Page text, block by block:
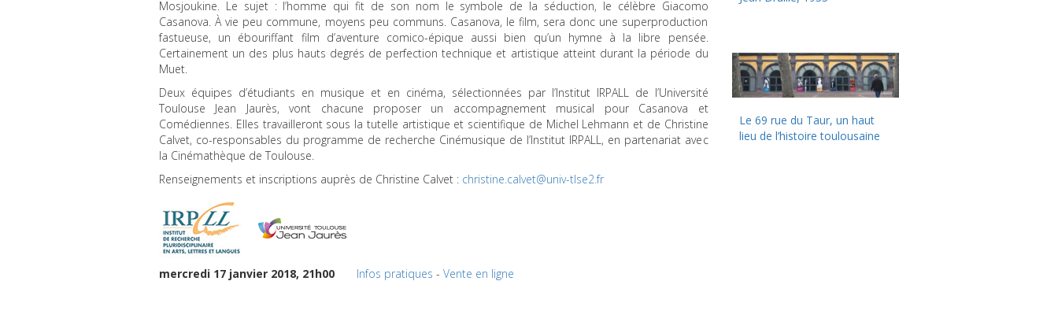
Mosjoukine. Le sujet : l’homme qui fit de son nom le symbole de la séduction, le célèbre Giacomo
Casanova. À vie peu commune, moyens peu communs. Casanova, le film, sera donc une superproduction
fastueuse, un ébouriffant film d’aventure comico-épique aussi bien qu’un hymne à la libre pensée.
Certainement un des plus hauts degrés de perfection technique et artistique atteint durant la période du
Muet.
Deux équipes d’étudiants en musique et en cinéma, sélectionnées par l’Institut IRPALLde l’Université
Toulouse Jean Jaurès, vont chacune proposer un accompagnement musical pour Casanova et
Comédiennes. Elles travailleront sous la tutelle artistique et scientifique de Michel Lehmann et de Christine
Calvet, co-responsables du programme de recherche Cinémusique de l’Institut IRPALL, en partenariat avec
la Cinémathèque de Toulouse.
Renseignements et inscriptions auprès de Christine Calvet : christine.calvet@univ-tlse2.fr
mercredi 17 janvier 2018, 21h00 Infos pratiques - Vente en ligne
Le 69 rue du Taur, un haut
lieu de l’histoire toulousaine